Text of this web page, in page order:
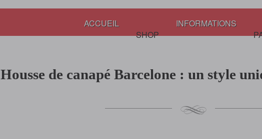
ACCUEIL
SHOP
INFORMATIONS
Housse de canapé Barcelone : un style